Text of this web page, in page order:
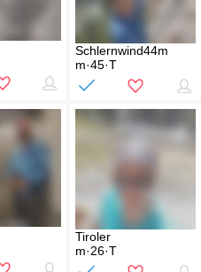
Schlernwind44m
m·45·T
Tiroler
m·26·T